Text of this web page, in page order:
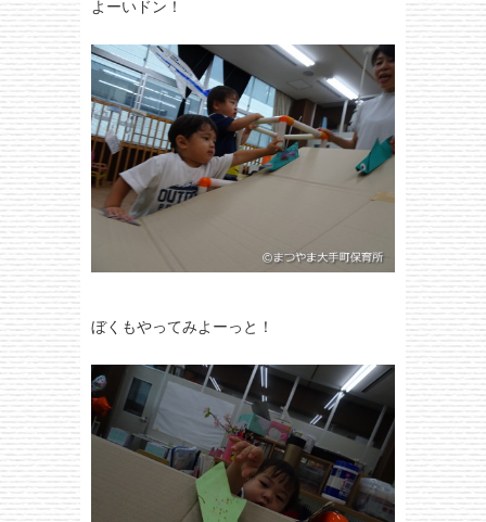
よーいドン！
ぼくもやってみよーっと！